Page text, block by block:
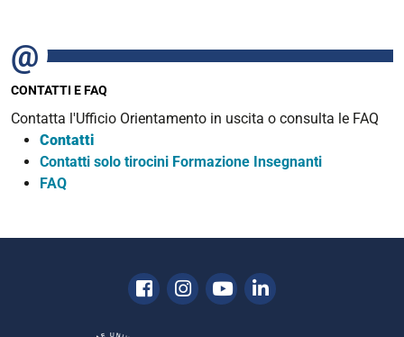
CONTATTI E FAQ
Contatta l'Ufficio Orientamento in uscita o consulta le FAQ
Contatti
Contatti solo tirocini Formazione Insegnanti
FAQ
Facebook
Instagram
YoutubeLinkedin